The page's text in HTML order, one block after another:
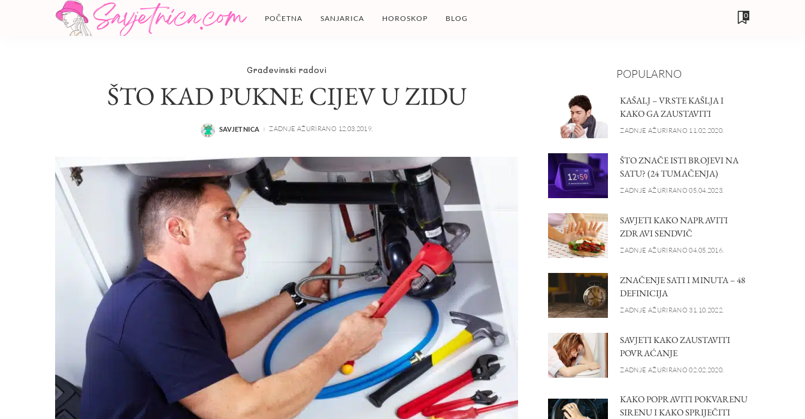
POČETNA SANJARICA HOROSKOP BLOG 0
Građevinski radovi
ŠTO KAD PUKNE CIJEV U ZIDU
POSTED
SAVJETNICA ZADNJE AŽURIRANO 12.03.2019.
POPULARNO
KAŠALJ – VRSTE KAŠLJA I
KAKO GA ZAUSTAVITI
ZADNJE AŽURIRANO 11.02.2020.
ŠTO ZNAČE ISTI BROJEVI NA
SATU? (24 TUMAČENJA)
ZADNJE AŽURIRANO 05.04.2023.
SAVJETI KAKO NAPRAVITI
ZDRAVI SENDVIČ
ZADNJE AŽURIRANO 04.05.2016.
ZNAČENJE SATI I MINUTA – 48
DEFINICIJA
ZADNJE AŽURIRANO 31.10.2022.
SAVJETI KAKO ZAUSTAVITI
POVRAĆANJE
ZADNJE AŽURIRANO 02.02.2020.
KAKO POPRAVITI POKVARENU
SIRENU I KAKO SPRIJEČITI